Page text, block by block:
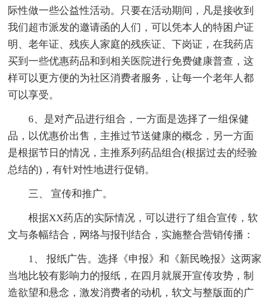
际性做一些公益性活动。只要在活动期间，凡是接收到
我们超市派发的邀请函的人们，可以凭本人的特困户证
明、老年证、残疾人家庭的残疾证、下岗证，在我药店
买到一些优惠药品和到相关医院进行免费健康普查，这
样可以更方便的为社区消费者服务，让每一个老年人都
可以享受。
6、是对产品进行组合，一方面是选择了一组保健
品，以优惠价出售，主推过节送健康的概念，另一方面
是根据节日的情况，主推系列药品组合(根据过去的经验
总结的)，有针对性地进行促销。
三、 宣传和推广。
根据XX药店的实际情况，可以进行了组合宣传，软
文与条幅结合，网络与报刊结合，实施整合营销传播：
1、 报纸广告。选择《申报》和《新民晚报》这两家
当地比较有影响力的报纸，在四月就展开宣传攻势，制
造欲望和悬念，激发消费者的动机，软文与整版面的广